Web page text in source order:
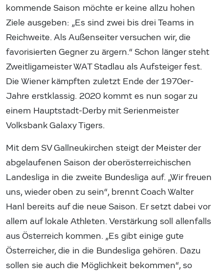
kommende Saison möchte er keine allzu hohen
Ziele ausgeben: „Es sind zwei bis drei Teams in
Reichweite. Als Außenseiter versuchen wir, die
favorisierten Gegner zu ärgern.“ Schon länger steht
Zweitligameister WAT Stadlau als Aufsteiger fest.
Die Wiener kämpften zuletzt Ende der 1970er-
Jahre erstklassig. 2020 kommt es nun sogar zu
einem Hauptstadt-Derby mit Serienmeister
Volksbank Galaxy Tigers.
Mit dem SV Gallneukirchen steigt der Meister der
abgelaufenen Saison der oberösterreichischen
Landesliga in die zweite Bundesliga auf. „Wir freuen
uns, wieder oben zu sein“, brennt Coach Walter
Hanl bereits auf die neue Saison. Er setzt dabei vor
allem auf lokale Athleten. Verstärkung soll allenfalls
aus Österreich kommen. „Es gibt einige gute
Österreicher, die in die Bundesliga gehören. Dazu
sollen sie auch die Möglichkeit bekommen“, so